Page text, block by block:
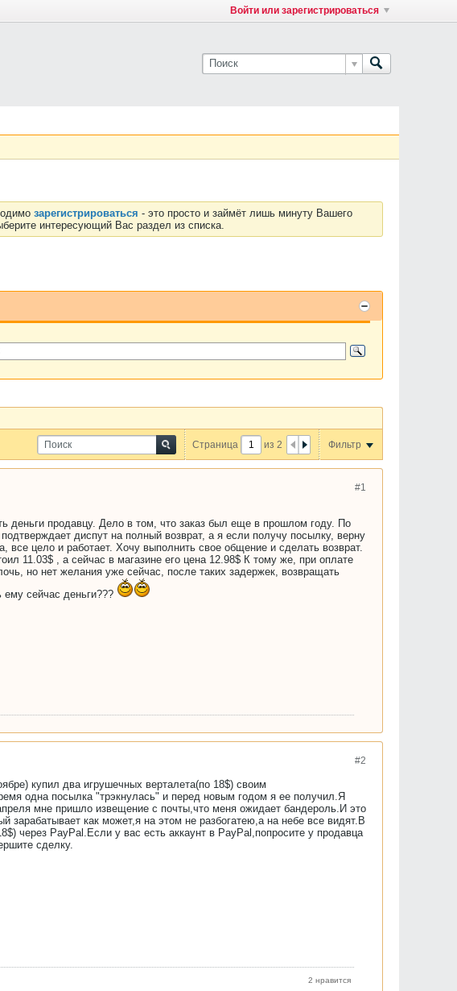
Войти или зарегистрироваться
зарегистрироваться - это просто и займёт лишь минуту Вашего
интересующий Вас раздел из списка.
Страница из 2 Фильтр
#1
деньги продавцу. Дело в том, что заказ был еще в прошлом году. По
диспут на полный возврат, а я если получу посылку, верну
цело и работает. Хочу выполнить свое общение и сделать возврат.
11.03$ , а сейчас в магазине его цена 12.98$ К тому же, при оплате
но нет желания уже сейчас, после таких задержек, возвращать
сейчас деньги???
#2
купил два игрушечных верталета(по 18$) своим
одна посылка "трэкнулась" и перед новым годом я ее получил.Я
мне пришло извещение с почты,что меня ожидает бандероль.И это
как может,я на этом не разбогатею,а на небе все видят.В
через PayPal.Если у вас есть аккаунт в PayPal,попросите у продавца
сделку.
2 нравится